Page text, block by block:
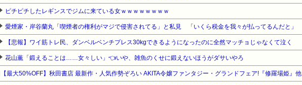
ピチピチしたレギンスでジムに来ている女ｗｗｗｗｗｗｗｗ
愛煙家・岸谷蘭丸「喫煙者の権利がマジで侵害されてる」と私見 「いくら税金を我々が払ってるんだと」
【悲報】ワイ筋トレ民、ダンベルベンチプレス30kgできるようになったのに全然マッチョじゃなくて泣く
花山薫「鍛えることは……女々しい」👈いや、雑魚のくせに鍛えないほうがダサいやろ
【最大50%OFF】秋田書店 最新作・人気作勢ぞろい AKITA令嬢ファンタジー・グランドフェア!『修羅場姫』他